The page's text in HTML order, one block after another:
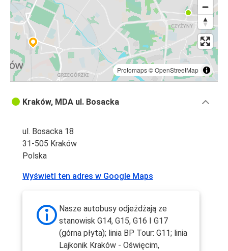
Protomaps©OpenStreetMap
Kraków, MDA ul. Bosacka
ul. Bosacka 18
31-505 Kraków
Polska
Wyświetl ten adres w Google Maps
Nasze autobusy odjeżdżają ze
stanowisk G14, G15, G16 I G17
(górna płyta); linia BP Tour: G11; linia
Lajkonik Kraków - Oświęcim,